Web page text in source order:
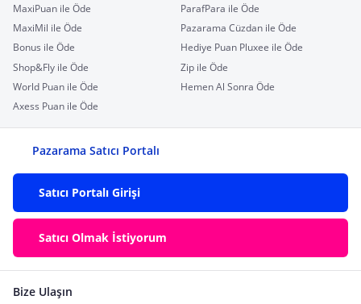
MaxiPuan ile Öde
ParafPara ile Öde
MaxiMil ile Öde
Pazarama Cüzdan ile Öde
Bonus ile Öde
Hediye Puan Pluxee ile Öde
Shop&Fly ile Öde
Zip ile Öde
World Puan ile Öde
Hemen Al Sonra Öde
Axess Puan ile Öde
Pazarama Satıcı Portalı
Satıcı Portalı Girişi
Satıcı Olmak İstiyorum
Bize Ulaşın